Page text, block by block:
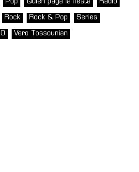
Pop Quién paga la fiesta Radio
Rock Rock & Pop Series
Vero Tossounian